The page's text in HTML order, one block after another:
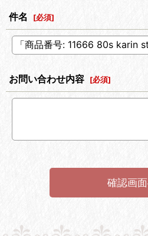
件名 [必須]
お問い合わせ内容 [必須]
確認画